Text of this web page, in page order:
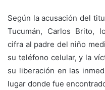
Según la acusación del
Tucumán, Carlos Brito,
cifra al padre del niño
su teléfono celular, y la
su liberación en las
lugar donde fue